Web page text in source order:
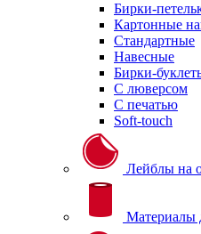
Бирки-
Картонные
Стандартные
Навесные
Бирки-
С люверсом
С печатью
Soft-touch
Лейблы на
Материалы